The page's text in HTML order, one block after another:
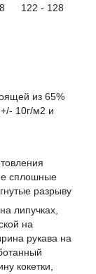
122 - 128
из 65%
10г/м2 и
сплошные
разрыву
липучках,
на
рукава на
кокетки,